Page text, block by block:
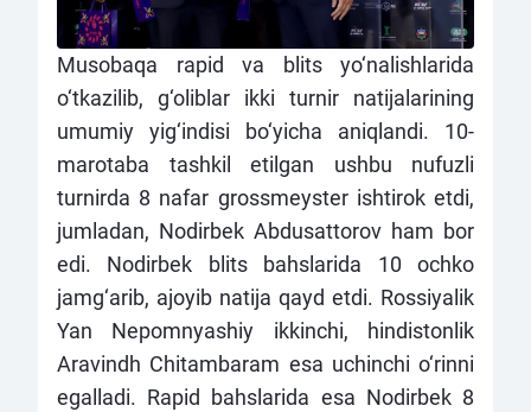
Musobaqa rapid va blits yo‘nalishlarida
o‘tkazilib, g‘oliblar ikki turnir natijalarining
umumiy yig‘indisi bo‘yicha aniqlandi. 10-
marotaba tashkil etilgan ushbu nufuzli
turnirda 8 nafar grossmeyster ishtirok etdi,
jumladan, Nodirbek Abdusattorov ham bor
edi. Nodirbek blits bahslarida 10 ochko
jamg‘arib, ajoyib natija qayd etdi. Rossiyalik
Yan Nepomnyashiy ikkinchi, hindistonlik
Aravindh Chitambaram esa uchinchi o‘rinni
egalladi. Rapid bahslarida esa Nodirbek 8